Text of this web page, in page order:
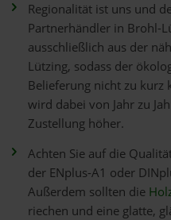
Regionalität ist uns und
Partnerhändler in Brohl-
ausschließlich aus der
Lützing, sodass der
Belieferung nicht zu kurz
wird dabei von Jahr zu
Zustellung höher.
Achten Sie auf die
der ENplus-A1 oder
Außerdem sollten die
riechen und eine glatte,